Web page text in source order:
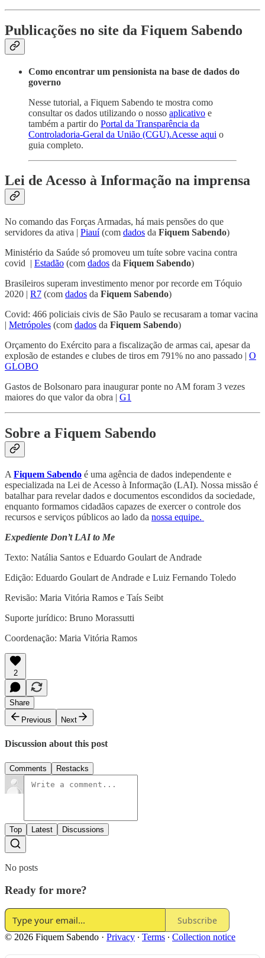
Publicações no site da Fiquem Sabendo
Como encontrar um pensionista na base de dados do
governo
Nesse tutorial, a Fiquem Sabendo te mostra como
consultar os dados utilizando o nosso aplicativo e
também a partir do Portal da Transparência da
Controladoria-Geral da União (CGU).Acesse aqui o
guia completo.
Lei de Acesso à Informação na imprensa
No comando das Forças Armadas, há mais pensões do que
servidores da ativa | Piauí(com dados da Fiquem Sabendo)
Ministério da Saúde só promoveu um tuíte sobre vacina contra
covid | Estadão (com dados da Fiquem Sabendo)
Brasileiros superam investimento menor por recorde em Tóquio
2020 | R7 (com dados da Fiquem Sabendo)
Covid: 466 policiais civis de São Paulo se recusaram a tomar vacina
| Metrópoles (com dados da Fiquem Sabendo)
Orçamento do Exército para a fiscalização de armas cai, apesar da
explosão de estandes e clubes de tiros em 791% no ano passado | O
GLOBO
Gastos de Bolsonaro para inaugurar ponte no AM foram 3 vezes
maiores do que valor da obra | G1
Sobre a Fiquem Sabendo
A Fiquem Sabendo é uma agência de dados independente e
especializada na Lei de Acesso à Informação (LAI). Nossa missão é
batalhar para revelar dados e documentos escondidos da sociedade,
enquanto formamos cidadãos capazes de exercer o controle dos
recursos e serviços públicos ao lado da nossa equipe.
Expediente Don’t LAI to Me
Texto: Natália Santos e Eduardo Goulart de Andrade
Edição: Eduardo Goulart de Andrade e Luiz Fernando Toledo
Revisão: Maria Vitória Ramos e Taís Seibt
Suporte jurídico: Bruno Morassutti
Coordenação: Maria Vitória Ramos
2
Share
Previous
Next
Discussion about this post
Comments Restacks
Top Latest Discussions
No posts
Ready for more?
Subscribe
© 2026 Fiquem Sabendo · Privacy ∙ Terms ∙ Collection notice